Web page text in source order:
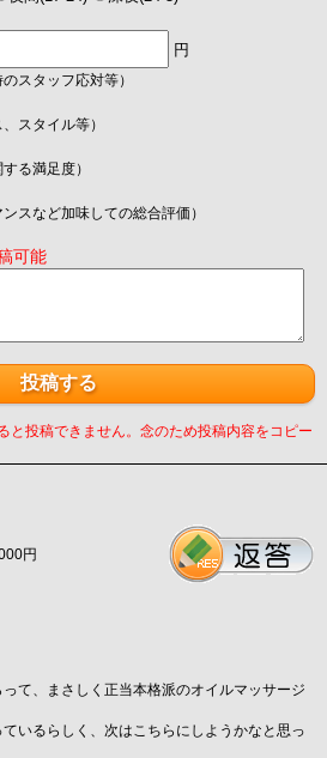
円
スタッフ応対等）
スタイル等）
る満足度）
ンスなど加味しての総合評価）
可能
投稿できません。念のため投稿内容をコピー
円
て、まさしく正当本格派のオイルマッサージ
いるらしく、次はこちらにしようかなと思っ